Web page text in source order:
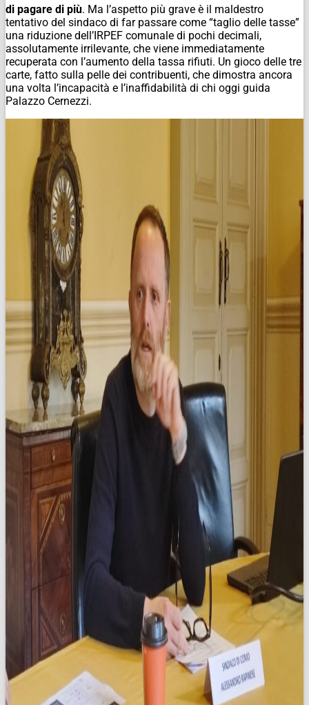
di pagare di più. Ma l’aspetto più grave è il maldestro
tentativo del sindaco di far passare come “taglio delle tasse”
una riduzione dell’IRPEF comunale di pochi decimali,
assolutamente irrilevante, che viene immediatamente
recuperata con l’aumento della tassa rifiuti. Un gioco delle tre
carte, fatto sulla pelle dei contribuenti, che dimostra ancora
una volta l’incapacità e l’inaffidabilità di chi oggi guida
Palazzo Cernezzi.